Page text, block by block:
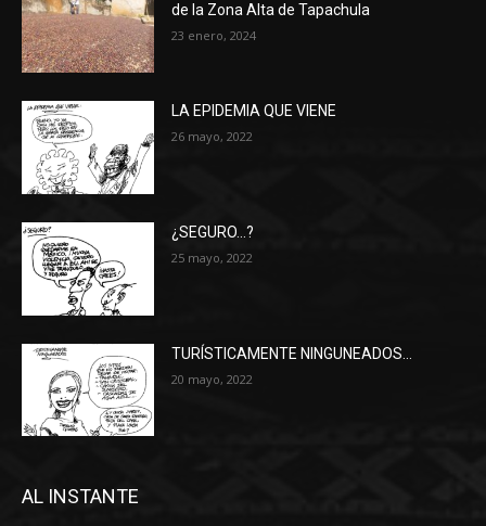
de la Zona Alta de Tapachula
23 enero, 2024
LA EPIDEMIA QUE VIENE
26 mayo, 2022
¿SEGURO…?
25 mayo, 2022
TURÍSTICAMENTE NINGUNEADOS…
20 mayo, 2022
AL INSTANTE